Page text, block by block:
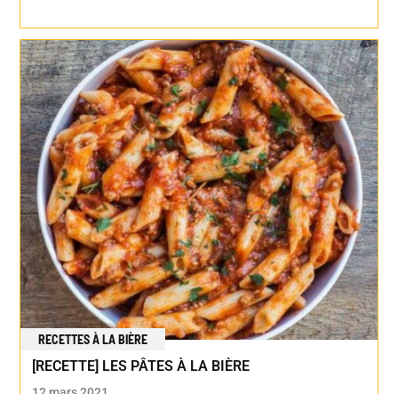
RECETTES À LA BIÈRE
[RECETTE] LES PÂTES À LA BIÈRE